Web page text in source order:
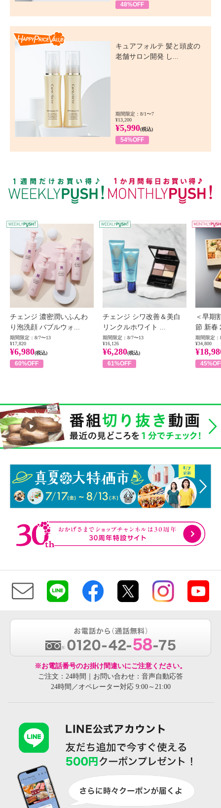
48%OFF
キュアフォルテ 髪と頭皮の
老舗サロン開発 し...
期間限定：8/1〜7
¥13,200
¥5,990(税込)
54%OFF
WEEKLY PUSH
チェンジ 濃密潤いふんわ
り泡洗顔 バブルウォ...
期間限定：8/7〜13
¥17,820
¥6,980(税込)
60%OFF
チェンジ シワ改善＆美白
リンクルホワイト ...
期間限定：8/7〜13
¥16,126
¥6,280(税込)
61%OFF
＜早期
節 新春
期間限定：
¥34,800
※お電話番号のお掛け間違いにご注意ください。
ご注文：24時間｜お問い合わせ：音声自動応答
24時間／オペレーター対応 9:00～21:00